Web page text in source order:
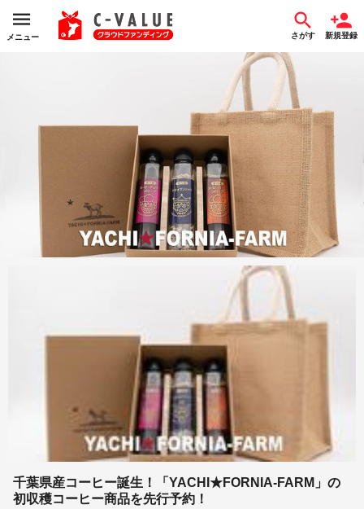
メニュー さがす 新規登録
千葉県産コーヒー誕生！「YACHI★FORNIA-FARM」の
初収穫コーヒー商品を先行予約！